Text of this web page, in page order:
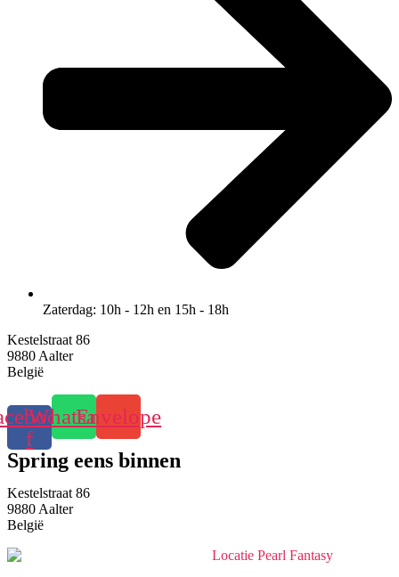
Zaterdag: 10h - 12h en 15h - 18h
Kestelstraat 86
9880 Aalter
België
f
WhatsappEnvelope
Spring eens binnen
Kestelstraat 86
9880 Aalter
België